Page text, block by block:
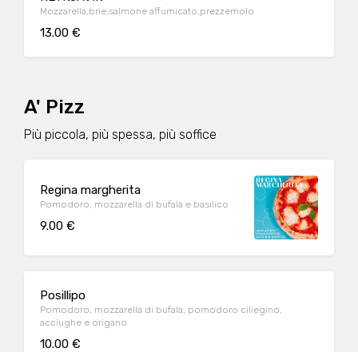
Mozzarella,brie,salmone affumicato,prezzemolo
13.00 €
A' Pizz
Più piccola, più spessa, più soffice
Regina margherita
Pomodoro, mozzarella di bufala e basilico
9.00 €
Posillipo
Pomodoro, mozzarella di bufala, pomodoro ciliegino,
acciughe e origano
10.00 €